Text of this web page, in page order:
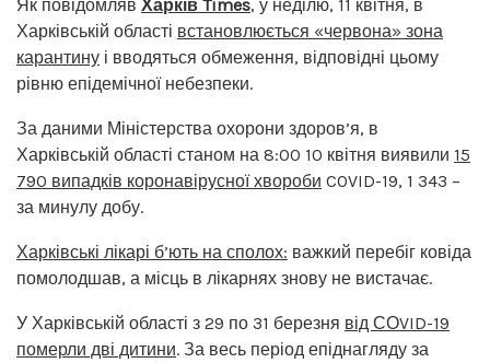
Як повідомляв Харків Times, у неділю, 11 квітня, в
Харківській області встановлюється «червона» зона
карантину і вводяться обмеження, відповідні цьому
рівню епідемічної небезпеки.
За даними Міністерства охорони здоров’я, в
Харківській області станом на 8:00 10 квітня виявили 15
790 випадків коронавірусної хвороби COVID-19, 1 343 –
за минулу добу.
Харківські лікарі б’ють на сполох: важкий перебіг ковіда
помолодшав, а місць в лікарнях знову не вистачає.
У Харківській області з 29 по 31 березня від СОVID-19
померли дві дитини. За весь період епіднагляду за